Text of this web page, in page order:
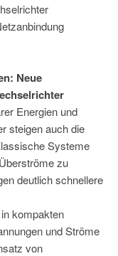
Neue
Energien und
steigen auch die
Systeme
zu
deutlich schnellere
kompakten
und Ströme
von